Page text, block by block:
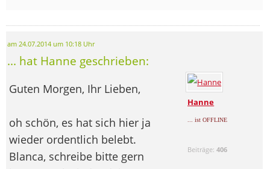
am 24.07.2014 um 10:18 Uhr
... hat Hanne geschrieben:
Hanne
... ist OFFLINE
Beiträge:406
Guten Morgen, Ihr Lieben,
oh schön, es hat sich hier ja
wieder ordentlich belebt.
Blanca, schreibe bitte gern